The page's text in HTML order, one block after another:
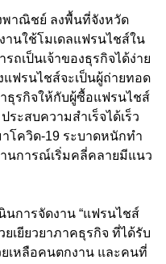
พาณิชย์ ลงพื้นที่จังหวัด
านใช้โมเดลแฟรนไชส์ใน
ถเป็นเจ้าของธุรกิจได้ง่าย
แฟรนไชส์จะเป็นผู้ถ่ายทอด
ธุรกิจให้กับผู้ซื้อแฟรนไชส์
ระสบความสำเร็จได้เร็ว
โควิด-19 ระบาดหนักทำ
นการณ์เริ่มคลี่คลายมีแนว
นการจัดงาน “แฟรนไชส์
เยียวยาภาคธุรกิจ ที่ได้รับ
เหลือคนตกงาน และคนที่